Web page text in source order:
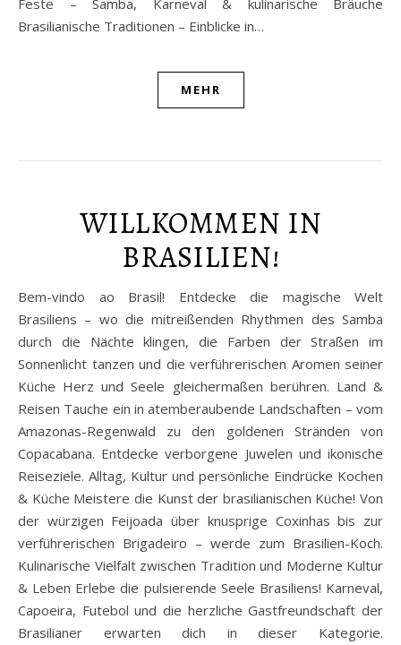
Feste – Samba, Karneval & kulinarische Bräuche
Brasilianische Traditionen – Einblicke in…
MEHR
WILLKOMMEN IN
BRASILIEN!
Bem-vindo ao Brasil! Entdecke die magische Welt
Brasiliens – wo die mitreißenden Rhythmen des Samba
durch die Nächte klingen, die Farben der Straßen im
Sonnenlicht tanzen und die verführerischen Aromen seiner
Küche Herz und Seele gleichermaßen berühren. Land &
Reisen Tauche ein in atemberaubende Landschaften – vom
Amazonas-Regenwald zu den goldenen Stränden von
Copacabana. Entdecke verborgene Juwelen und ikonische
Reiseziele. Alltag, Kultur und persönliche Eindrücke Kochen
& Küche Meistere die Kunst der brasilianischen Küche! Von
der würzigen Feijoada über knusprige Coxinhas bis zur
verführerischen Brigadeiro – werde zum Brasilien-Koch.
Kulinarische Vielfalt zwischen Tradition und Moderne Kultur
& Leben Erlebe die pulsierende Seele Brasiliens! Karneval,
Capoeira, Futebol und die herzliche Gastfreundschaft der
Brasilianer erwarten dich in dieser Kategorie.